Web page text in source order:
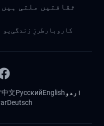
ثقافتیں ملتی ہیں
کاروبار طرزِ زندگی یو
اردو English
Русский
中文
Deutsch